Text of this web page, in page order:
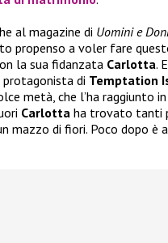
al magazine di Uomini e
propenso a voler fare
la sua fidanzata Carlotta.
protagonista di Temptation
metà, che l’ha raggiunto in
Carlotta ha trovato tanti
mazzo di fiori. Poco dopo è